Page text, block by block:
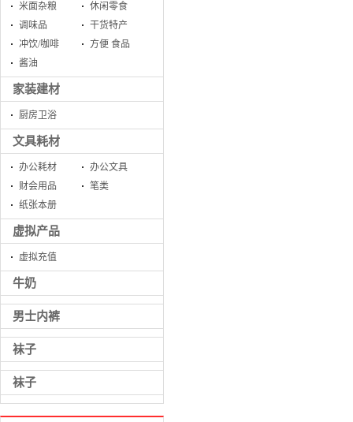
米面杂粮
休闲零食
调味品
干货特产
冲饮/咖啡
方便 食品
酱油
家装建材
厨房卫浴
文具耗材
办公耗材
办公文具
财会用品
笔类
纸张本册
虚拟产品
虚拟充值
牛奶
男士内裤
袜子
袜子